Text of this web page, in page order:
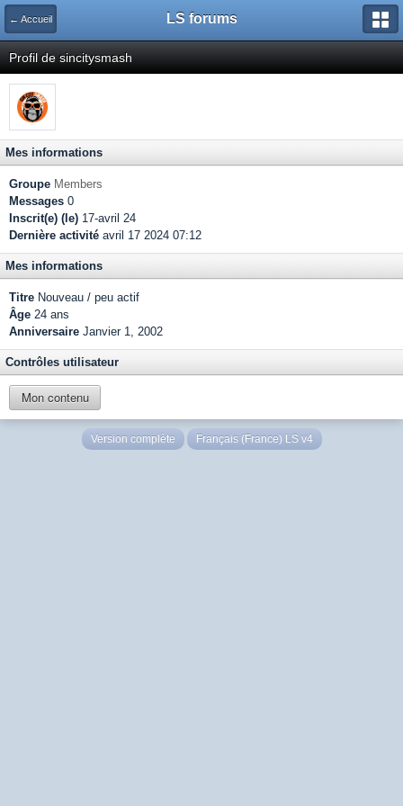
← Accueil LS forums
Profil de sincitysmash
Mes informations
Groupe Members
Messages 0
Inscrit(e) (le) 17-avril 24
Dernière activité avril 17 2024 07:12
Mes informations
Titre Nouveau / peu actif
Âge 24 ans
Anniversaire Janvier 1, 2002
Contrôles utilisateur
Mon contenu
Version complète Français (France) LS v4